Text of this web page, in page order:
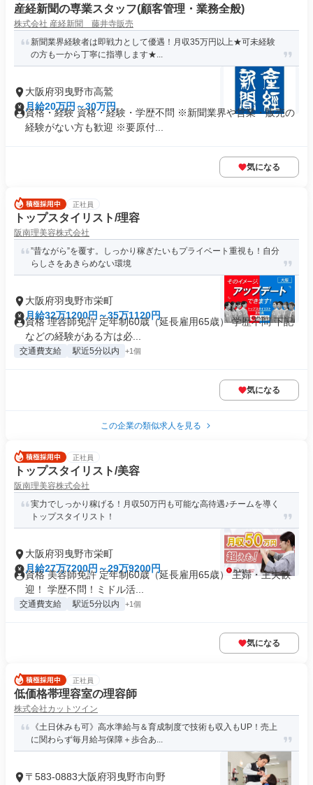
産経新聞の専業スタッフ(顧客管理・業務全般)
株式会社 産経新聞 藤井寺販売
新聞業界経験者は即戦力として優遇！月収35万円以上★可未経験
の方も一から丁寧に指導します★...
大阪府羽曳野市高鷲
月給20万円～30万円
資格・経験 資格・経験・学歴不問 ※新聞業界や営業・販売の
経験がない方も歓迎 ※要原付...
気になる
正社員
トップスタイリスト/理容
阪南理美容株式会社
”昔ながら”を覆す。しっかり稼ぎたいもプライベート重視も！自分
らしさをあきらめない環境
大阪府羽曳野市栄町
月給32万1200円～35万1120円
資格 理容師免許 定年制60歳（延長雇用65歳） 学歴不問 下記
などの経験がある方は必...
交通費支給 駅近5分以内 +1個
気になる
この企業の類似求人を見る
正社員
トップスタイリスト/美容
阪南理美容株式会社
実力でしっかり稼げる！月収50万円も可能な高待遇♪チームを導く
トップスタイリスト！
大阪府羽曳野市栄町
月給27万7200円～29万9200円
資格 美容師免許 定年制60歳（延長雇用65歳） 主婦・主夫歓
迎！ 学歴不問！ミドル活...
交通費支給 駅近5分以内 +1個
気になる
正社員
低価格帯理容室の理容師
株式会社カットツイン
《土日休みも可》高水準給与＆育成制度で技術も収入もUP！売上
に関わらず毎月給与保障＋歩合あ...
〒583-0883大阪府羽曳野市向野